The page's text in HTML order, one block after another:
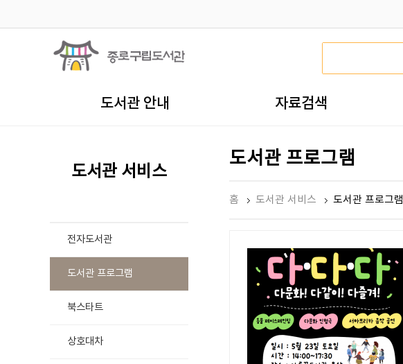
도서관 안내 자료검색
도서관 서비스
전자도서관
도서관 프로그램
북스타트
상호대차
도서관 프로그램
홈 도서관 서비스 도서관 프로그램